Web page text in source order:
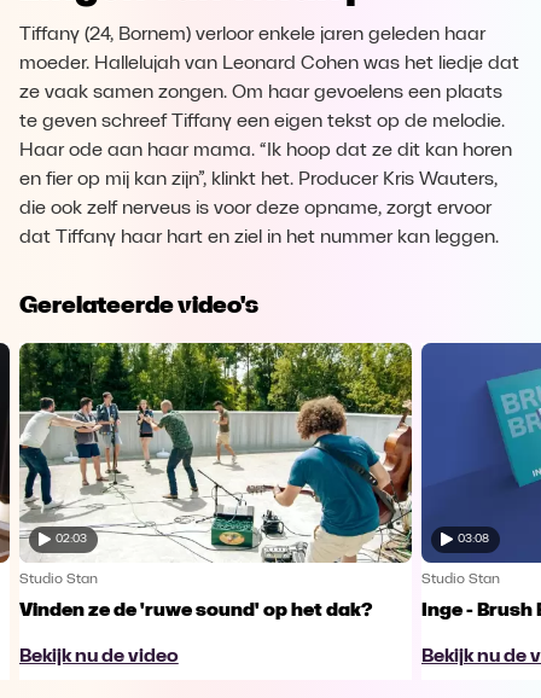
Tiffany (24, Bornem) verloor enkele jaren geleden haar
moeder. Hallelujah van Leonard Cohen was het liedje dat
ze vaak samen zongen. Om haar gevoelens een plaats
te geven schreef Tiffany een eigen tekst op de melodie.
Haar ode aan haar mama. “Ik hoop dat ze dit kan horen
en fier op mij kan zijn”, klinkt het. Producer Kris Wauters,
die ook zelf nerveus is voor deze opname, zorgt ervoor
dat Tiffany haar hart en ziel in het nummer kan leggen.
Gerelateerde video's
02:03
Studio Stan
Vinden ze de 'ruwe sound' op het dak?
Bekijk nu de video
03:08
Studio Stan
Inge - Brush
Bekijk nu de